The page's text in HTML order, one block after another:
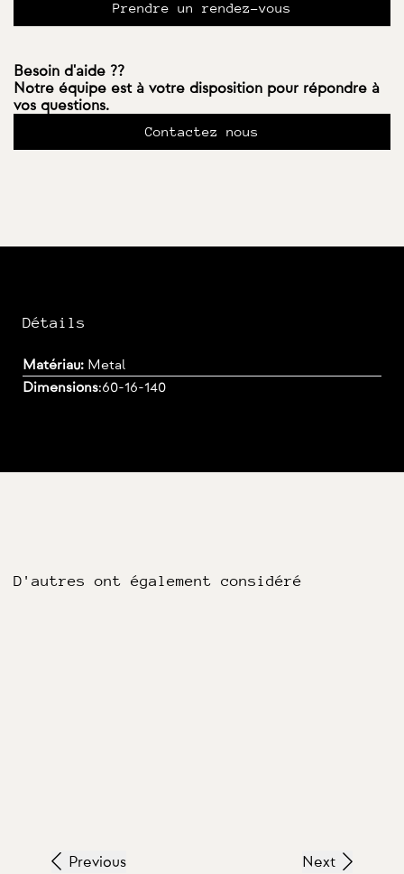
Prendre un rendez-vous
Besoin d'aide ??
Notre équipe est à votre disposition pour répondre à
vos questions.
Contactez nous
Détails
Matériau: Metal
Dimensions:60-16-140
D'autres ont également considéré
Previous Next